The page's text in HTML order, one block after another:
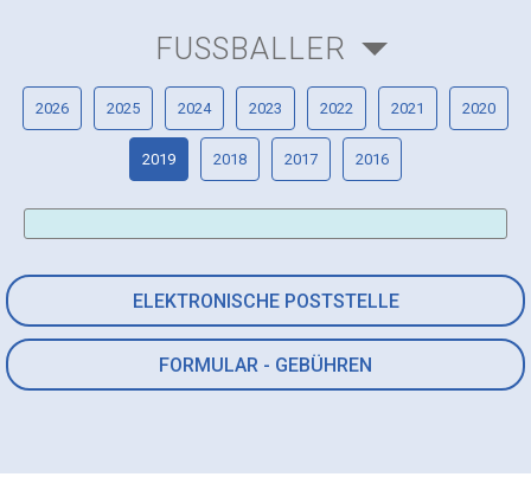
ELEKTRONISCHE POSTSTELLE
FORMULAR - GEBÜHREN
FUSSBALLER
2026 2025 2024 2023 2022 2021 2020
2019 2018 2017 2016